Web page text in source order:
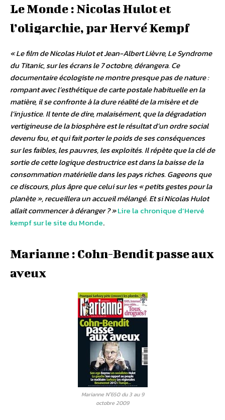
Le Monde : Nicolas Hulot et
l’oligarchie, par Hervé Kempf
« Le film de Nicolas Hulot et Jean-Albert Lièvre, Le Syndrome
du Titanic, sur les écrans le 7 octobre, dérangera. Ce
documentaire écologiste ne montre presque pas de nature :
rompant avec l’esthétique de carte postale habituelle en la
matière, il se confronte à la dure réalité de la misère et de
l’injustice. Il tente de dire, malaisément, que la dégradation
vertigineuse de la biosphère est le résultat d’un ordre social
devenu fou, et qui fait porter le poids de ses conséquences
sur les faibles, les pauvres, les exploités. Il répète que la clé de
sortie de cette logique destructrice est dans la baisse de la
consommation matérielle dans les pays riches. Gageons que
ce discours, plus âpre que celui sur les « petits gestes pour la
planète », recueillera un accueil mélangé. Et si Nicolas Hulot
allait commencer à déranger ? »Lire la chronique d’Hervé
kempf sur le site du Monde.
Marianne : Cohn-Bendit passe aux
aveux
Marianne N°650 du 3 au 9
octobre 2009